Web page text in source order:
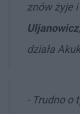
znów żyje
Uljanowicz
działa
- Trudno o